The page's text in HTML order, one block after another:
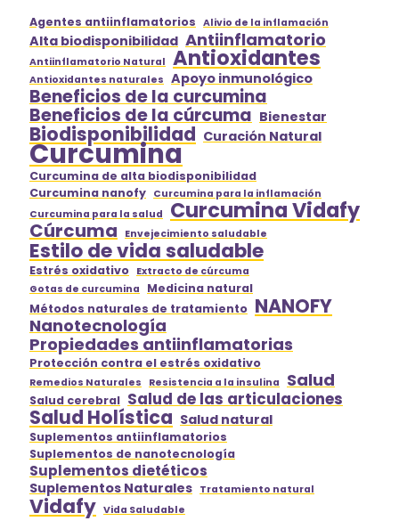
Agentes antiinflamatorios Alivio de la inflamación
Alta biodisponibilidad Antiinflamatorio
Antiinflamatorio Natural Antioxidantes
Antioxidantes naturales Apoyo inmunológico
Beneficios de la curcumina
Beneficios de la cúrcuma Bienestar
Biodisponibilidad Curación Natural
Curcumina
Curcumina de alta biodisponibilidad
Curcumina nanofy Curcumina para la inflamación
Curcumina para la salud
Curcumina Vidafy
Cúrcuma Envejecimiento saludable
Estilo de vida saludable
Estrés oxidativo Extracto de cúrcuma
Gotas de curcumina
Medicina natural
Métodos naturales de tratamiento NANOFY
Nanotecnología
Propiedades antiinflamatorias
Protección contra el estrés oxidativo
Remedios Naturales Resistencia a la insulina Salud
Salud cerebral Salud de las articulaciones
Salud Holística Salud natural
Suplementos antiinflamatorios
Suplementos de nanotecnología
Suplementos dietéticos
Suplementos Naturales Tratamiento natural
Vidafy Vida Saludable